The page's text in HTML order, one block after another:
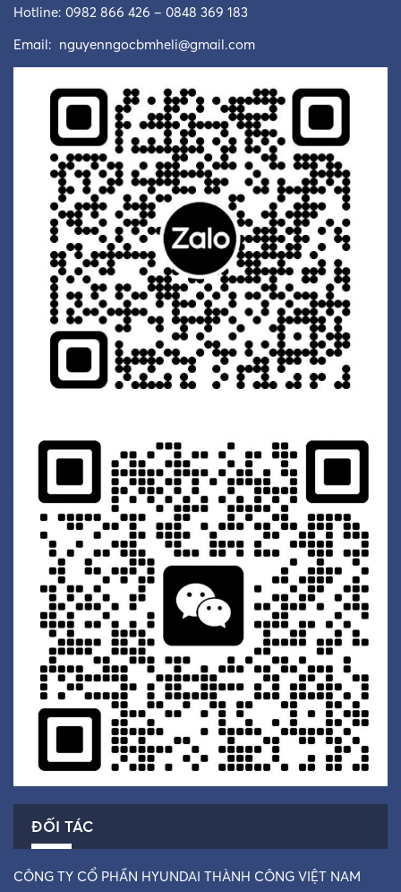
Hotline: 0982 866 426 – 0848 369 183
Email: nguyenngocbmheli@gmail.com
ĐỐI TÁC
CÔNG TY CỔ PHẦN HYUNDAI THÀNH CÔNG VIỆT NAM